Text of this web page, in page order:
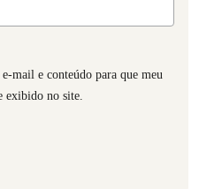
mail e conteúdo para que meu
exibido no site.